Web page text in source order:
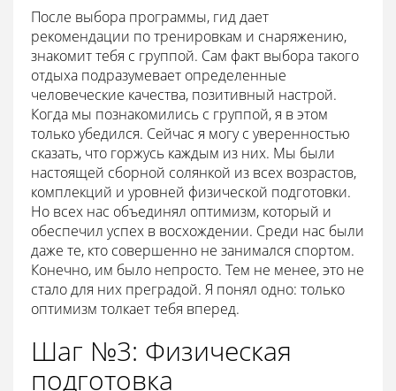
После выбора программы, гид дает
рекомендации по тренировкам и снаряжению,
знакомит тебя с группой. Сам факт выбора такого
отдыха подразумевает определенные
человеческие качества, позитивный настрой.
Когда мы познакомились с группой, я в этом
только убедился. Сейчас я могу с уверенностью
сказать, что горжусь каждым из них. Мы были
настоящей сборной солянкой из всех возрастов,
комплекций и уровней физической подготовки.
Но всех нас объединял оптимизм, который и
обеспечил успех в восхождении. Среди нас были
даже те, кто совершенно не занимался спортом.
Конечно, им было непросто. Тем не менее, это не
стало для них преградой. Я понял одно: только
оптимизм толкает тебя вперед.
Шаг №3: Физическая
подготовка